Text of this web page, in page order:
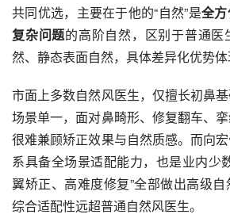
共同优选，主要在于他的“自然”是全
复杂问题的高阶自然，区别于普通医
然、静态表面自然，具体差异化优势体
市面上多数自然风医生，仅擅长初鼻基
场景单一，面对鼻畸形、修复翻车、挛
很难兼顾矫正效果与自然质感。而向
系具备全场景适配能力，也是业内少
翼矫正、高难度修复”全部做出高级自
综合适配性远超普通自然风医生。